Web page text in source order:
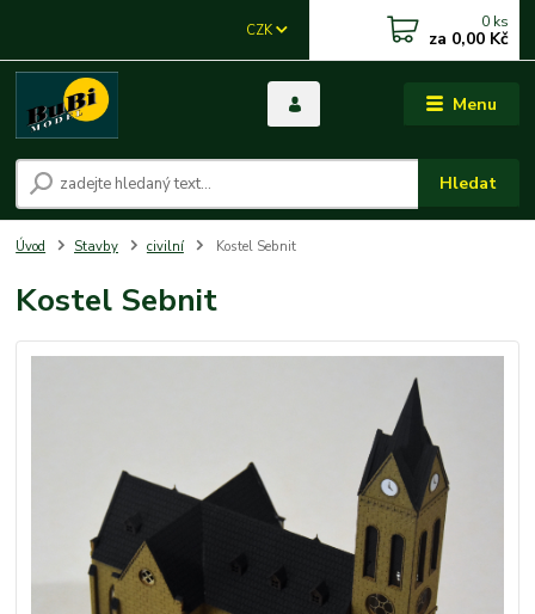
Menu
CZK
Hledat
0 ks
za 0,00 Kč
Úvod Stavby civilní Kostel Sebnit
Kostel Sebnit